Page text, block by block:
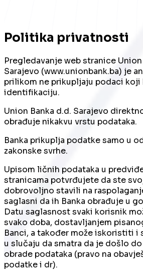
Politika privatnosti
Pregledavanje web stranice
Sarajevo (www.unionbank.ba) je
prilikom ne prikupljaju podaci koji
identifikaciju.
Union Banka d.d. Sarajevo
obrađuje nikakvu vrstu podataka.
Banka prikuplja podatke samo u
zakonske svrhe.
Upisom ličnih podataka u
stranicama potvrđujete da ste
dobrovoljno stavili na
saglasni da ih Banka obrađuje u
Datu saglasnost svaki korisnik
svako doba, dostavljanjem
Banci, a također može iskoristiti i
u slučaju da smatra da je došlo
obrade podataka (pravo na
podatke i dr).